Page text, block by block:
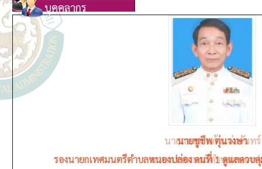
บุคคลากร
นายชูชีพ ตุ่นวงษา
รองนายกเทศมนตรีตำบลหนองปล่อง คนที่ 1 ดูแลควบ